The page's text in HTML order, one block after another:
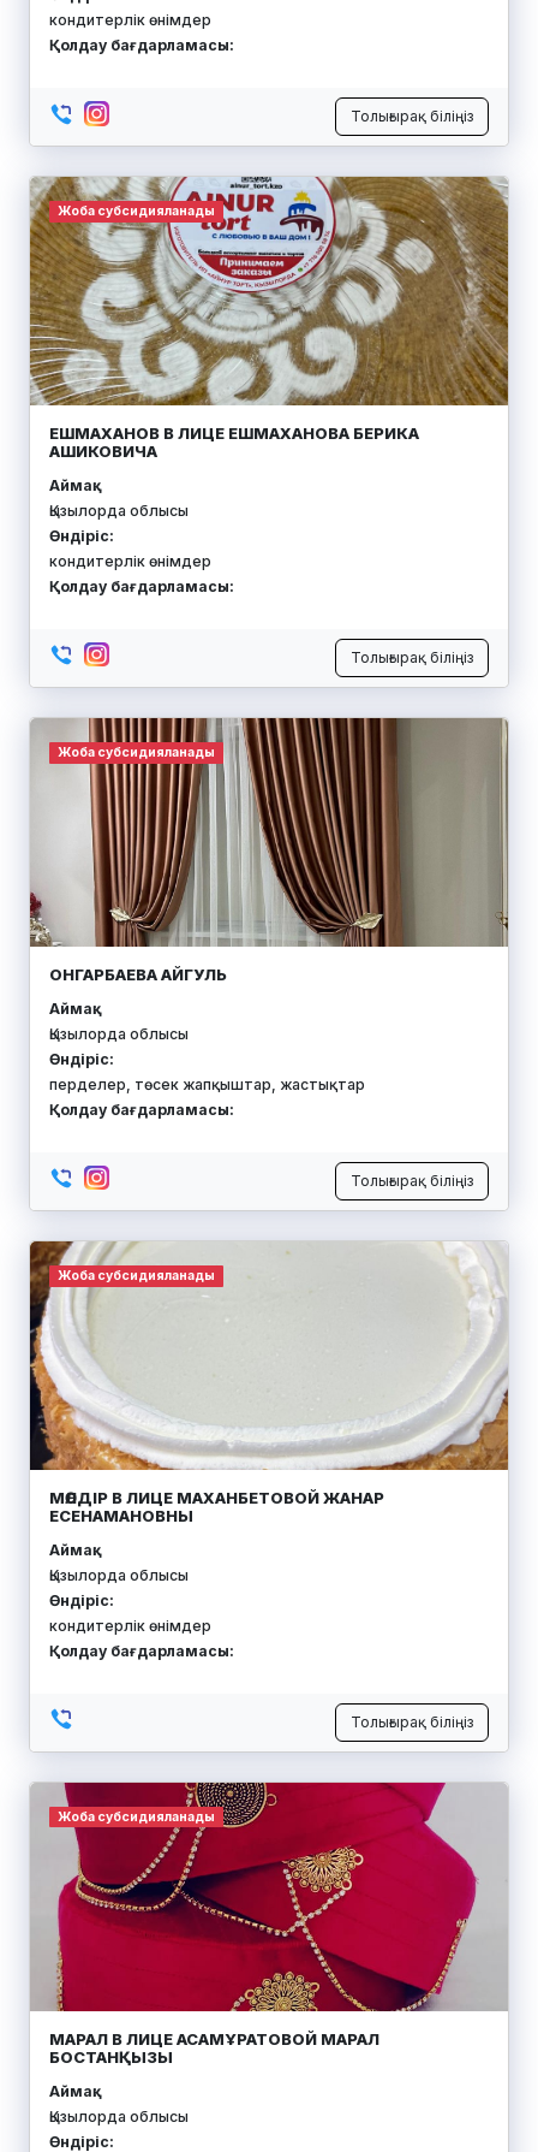
кондитерлік өнімдер
Қолдау бағдарламасы:
Толығырақ біліңіз
Жоба субсидияланады
ЕШМАХАНОВ В ЛИЦЕ ЕШМАХАНОВА БЕРИКА
АШИКОВИЧА
Аймақ:
Қызылорда облысы
Өндіріс:
кондитерлік өнімдер
Қолдау бағдарламасы:
Толығырақ біліңіз
Жоба субсидияланады
ОНГАРБАЕВА АЙГУЛЬ
Аймақ:
Қызылорда облысы
Өндіріс:
перделер, төсек жапқыштар, жастықтар
Қолдау бағдарламасы:
Толығырақ біліңіз
Жоба субсидияланады
МӨЛДІР В ЛИЦЕ МАХАНБЕТОВОЙ ЖАНАР
ЕСЕНАМАНОВНЫ
Аймақ:
Қызылорда облысы
Өндіріс:
кондитерлік өнімдер
Қолдау бағдарламасы:
Толығырақ біліңіз
Жоба субсидияланады
МАРАЛ В ЛИЦЕ АСАМҰРАТОВОЙ МАРАЛ
БОСТАНҚЫЗЫ
Аймақ:
Қызылорда облысы
Өндіріс: